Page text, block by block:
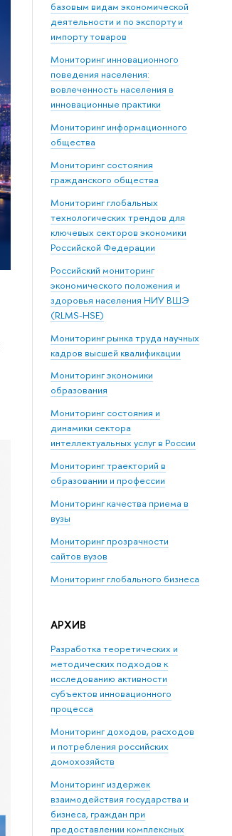
базовым видам экономической
деятельности и по экспорту и
импорту товаров
Мониторинг инновационного
поведения населения:
вовлеченность населения в
инновационные практики
Мониторинг информационного
общества
Мониторинг состояния
гражданского общества
Мониторинг глобальных
технологических трендов для
ключевых секторов экономики
Российской Федерации
Российский мониторинг
экономического положения и
здоровья населения НИУ ВШЭ
(RLMS-HSE)
Мониторинг рынка труда научных
кадров высшей квалификации
Мониторинг экономики
образования
Мониторинг состояния и
динамики сектора
интеллектуальных услуг в России
Мониторинг траекторий в
образовании и профессии
Мониторинг качества приема в
вузы
Мониторинг прозрачности
сайтов вузов
Мониторинг глобального бизнеса
АРХИВ
Разработка теоретических и
методических подходов к
исследованию активности
субъектов инновационного
процесса
Мониторинг доходов, расходов
и потребления российских
домохозяйств
Мониторинг издержек
взаимодействия государства и
бизнеса, граждан при
предоставлении комплексных